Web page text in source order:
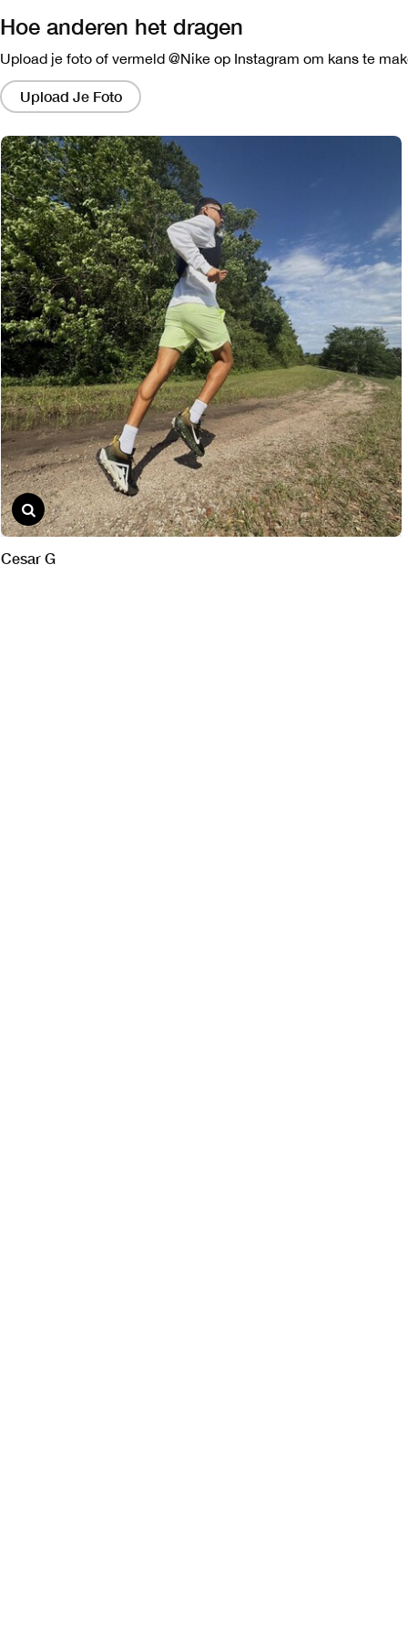
Hoe anderen het dragen
Upload je foto of vermeld @Nike op Instagram om kans te
Upload Je Foto
Als
je
op
links
klikt,
verschijnt
er
een
nieuw
venster
met
een
grotere
versie
van
de
afbeelding.
Cesar G